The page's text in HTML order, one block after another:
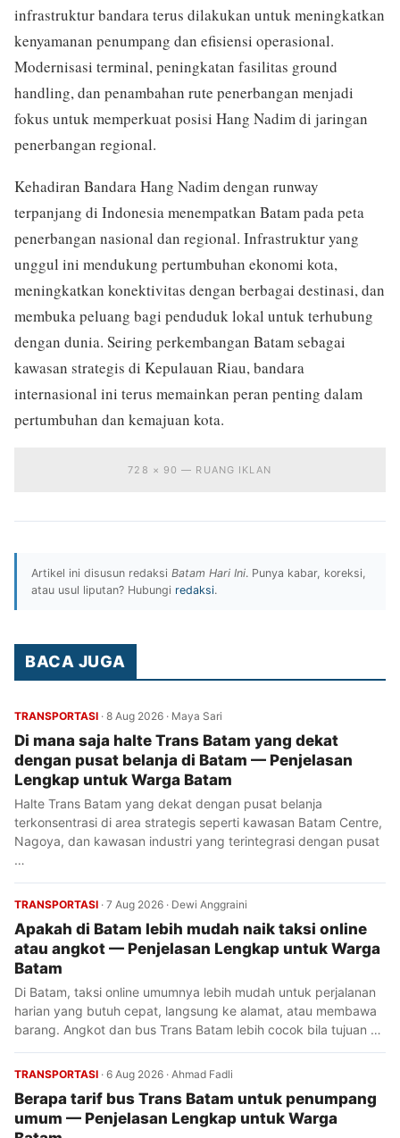
infrastruktur bandara terus dilakukan untuk meningkatkan
kenyamanan penumpang dan efisiensi operasional.
Modernisasi terminal, peningkatan fasilitas ground
handling, dan penambahan rute penerbangan menjadi
fokus untuk memperkuat posisi Hang Nadim di jaringan
penerbangan regional.
Kehadiran Bandara Hang Nadim dengan runway
terpanjang di Indonesia menempatkan Batam pada peta
penerbangan nasional dan regional. Infrastruktur yang
unggul ini mendukung pertumbuhan ekonomi kota,
meningkatkan konektivitas dengan berbagai destinasi, dan
membuka peluang bagi penduduk lokal untuk terhubung
dengan dunia. Seiring perkembangan Batam sebagai
kawasan strategis di Kepulauan Riau, bandara
internasional ini terus memainkan peran penting dalam
pertumbuhan dan kemajuan kota.
728 × 90 — RUANG IKLAN
Artikel ini disusun redaksi Batam Hari Ini. Punya kabar, koreksi,
atau usul liputan? Hubungi redaksi.
BACA JUGA
TRANSPORTASI · 8 Aug 2026 · Maya Sari
Di mana saja halte Trans Batam yang dekat
dengan pusat belanja di Batam — Penjelasan
Lengkap untuk Warga Batam
Halte Trans Batam yang dekat dengan pusat belanja
terkonsentrasi di area strategis seperti kawasan Batam Centre,
Nagoya, dan kawasan industri yang terintegrasi dengan pusat
…
TRANSPORTASI · 7 Aug 2026 · Dewi Anggraini
Apakah di Batam lebih mudah naik taksi online
atau angkot — Penjelasan Lengkap untuk Warga
Batam
Di Batam, taksi online umumnya lebih mudah untuk perjalanan
harian yang butuh cepat, langsung ke alamat, atau membawa
barang. Angkot dan bus Trans Batam lebih cocok bila tujuan …
TRANSPORTASI · 6 Aug 2026 · Ahmad Fadli
Berapa tarif bus Trans Batam untuk penumpang
umum — Penjelasan Lengkap untuk Warga